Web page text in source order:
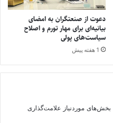
دعوت از صنعتگران به امضای
بیانیه‌ای برای مهار تورم و اصلاح
سیاست‌های پولی
1 هفته پیش
بخش‌های موردنیاز علامت‌گذاری